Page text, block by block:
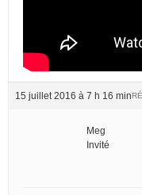
15 juillet 2016 à 7 h 16 min
Meg
Invité